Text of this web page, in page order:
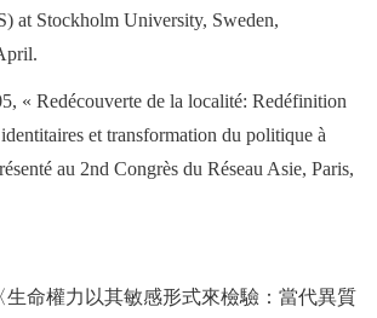
at Stockholm University, Sweden,
« Redécouverte de la localité: Redéfinition
et transformation du politique à
au 2nd Congrès du Réseau Asie, Paris,
生命權力以其敏感形式來檢驗：當代異質